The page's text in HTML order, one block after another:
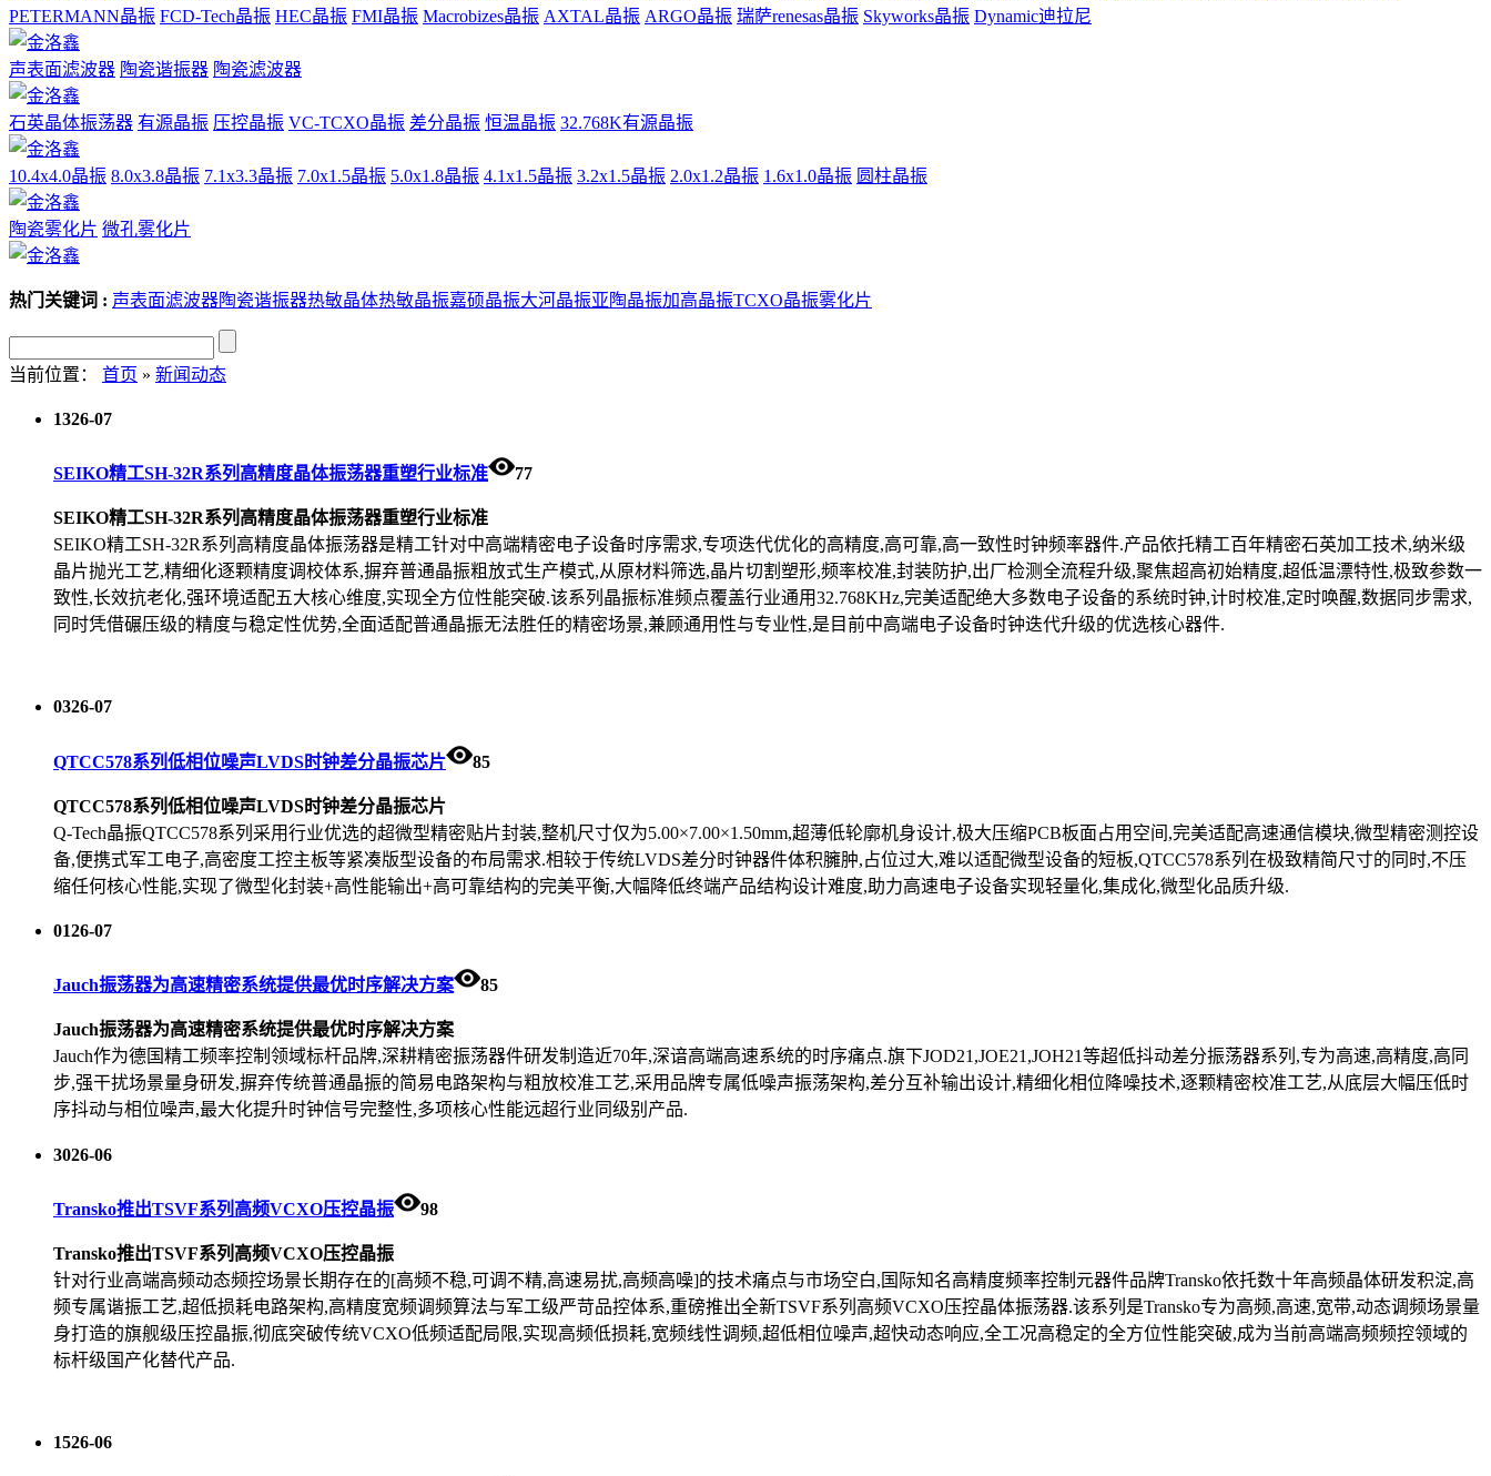
PETERMANN晶振 FCD-Tech晶振 HEC晶振 FMI晶振 Macrobizes晶振 AXTAL晶振 ARGO晶振 瑞萨renesas晶振 Skyworks晶振 Dynamic迪拉尼
声表面滤波器 陶瓷谐振器 陶瓷滤波器
石英晶体振荡器 有源晶振 压控晶振 VC-TCXO晶振 差分晶振 恒温晶振 32.768K有源晶振
10.4x4.0晶振 8.0x3.8晶振 7.1x3.3晶振 7.0x1.5晶振 5.0x1.8晶振 4.1x1.5晶振 3.2x1.5晶振 2.0x1.2晶振 1.6x1.0晶振 圆柱晶振
陶瓷雾化片 微孔雾化片
热门关键词 : 声表面滤波器陶瓷谐振器热敏晶体热敏晶振嘉硕晶振大河晶振亚陶晶振加高晶振TCXO晶振雾化片
当前位置： 首页 » 新闻动态
1326-07
SEIKO精工SH-32R系列高精度晶体振荡器重塑行业标准 77
SEIKO精工SH-32R系列高精度晶体振荡器重塑行业标准
SEIKO精工SH-32R系列高精度晶体振荡器是精工针对中高端精密电子设备时序需求,专项迭代优化的高精度,高可靠,高一致性时钟频率器件.产品依托精工百年精密石英加工技术,纳米级
晶片抛光工艺,精细化逐颗精度调校体系,摒弃普通晶振粗放式生产模式,从原材料筛选,晶片切割塑形,频率校准,封装防护,出厂检测全流程升级,聚焦超高初始精度,超低温漂特性,极致参数一
致性,长效抗老化,强环境适配五大核心维度,实现全方位性能突破.该系列晶振标准频点覆盖行业通用32.768KHz,完美适配绝大多数电子设备的系统时钟,计时校准,定时唤醒,数据同步需求,
同时凭借碾压级的精度与稳定性优势,全面适配普通晶振无法胜任的精密场景,兼顾通用性与专业性,是目前中高端电子设备时钟迭代升级的优选核心器件.
0326-07
QTCC578系列低相位噪声LVDS时钟差分晶振芯片 85
QTCC578系列低相位噪声LVDS时钟差分晶振芯片
Q-Tech晶振QTCC578系列采用行业优选的超微型精密贴片封装,整机尺寸仅为5.00×7.00×1.50mm,超薄低轮廓机身设计,极大压缩PCB板面占用空间,完美适配高速通信模块,微型精密测控设
备,便携式军工电子,高密度工控主板等紧凑版型设备的布局需求.相较于传统LVDS差分时钟器件体积臃肿,占位过大,难以适配微型设备的短板,QTCC578系列在极致精简尺寸的同时,不压
缩任何核心性能,实现了微型化封装+高性能输出+高可靠结构的完美平衡,大幅降低终端产品结构设计难度,助力高速电子设备实现轻量化,集成化,微型化品质升级.
0126-07
Jauch振荡器为高速精密系统提供最优时序解决方案 85
Jauch振荡器为高速精密系统提供最优时序解决方案
Jauch作为德国精工频率控制领域标杆品牌,深耕精密振荡器件研发制造近70年,深谙高端高速系统的时序痛点.旗下JOD21,JOE21,JOH21等超低抖动差分振荡器系列,专为高速,高精度,高同
步,强干扰场景量身研发,摒弃传统普通晶振的简易电路架构与粗放校准工艺,采用品牌专属低噪声振荡架构,差分互补输出设计,精细化相位降噪技术,逐颗精密校准工艺,从底层大幅压低时
序抖动与相位噪声,最大化提升时钟信号完整性,多项核心性能远超行业同级别产品.
3026-06
Transko推出TSVF系列高频VCXO压控晶振 98
Transko推出TSVF系列高频VCXO压控晶振
针对行业高端高频动态频控场景长期存在的[高频不稳,可调不精,高速易扰,高频高噪]的技术痛点与市场空白,国际知名高精度频率控制元器件品牌Transko依托数十年高频晶体研发积淀,高
频专属谐振工艺,超低损耗电路架构,高精度宽频调频算法与军工级严苛品控体系,重磅推出全新TSVF系列高频VCXO压控晶体振荡器.该系列是Transko专为高频,高速,宽带,动态调频场景量
身打造的旗舰级压控晶振,彻底突破传统VCXO低频适配局限,实现高频低损耗,宽频线性调频,超低相位噪声,超快动态响应,全工况高稳定的全方位性能突破,成为当前高端高频频控领域的
标杆级国产化替代产品.
1526-06